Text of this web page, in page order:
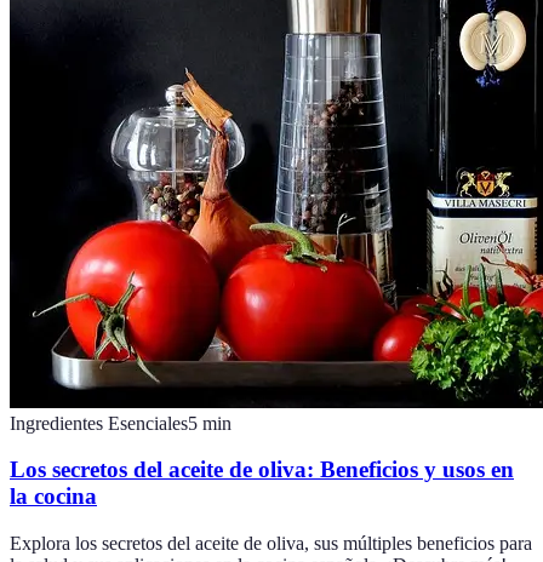
Ingredientes Esenciales5 min
Los secretos del aceite de oliva: Beneficios y usos en
la cocina
Explora los secretos del aceite de oliva, sus múltiples beneficios para